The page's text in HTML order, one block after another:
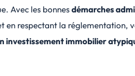
Avec les bonnesdémarches
en respectant la réglementation,
investissement immobilier